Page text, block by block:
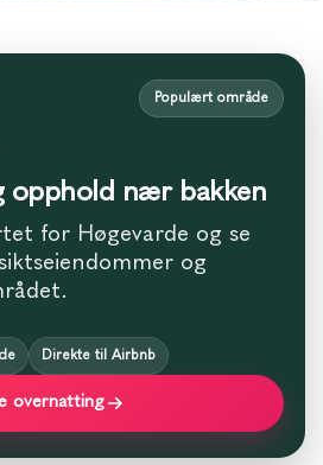
Populært område
opphold nær bakken
for Høgevarde og se
og
Direkte til Airbnb
overnatting